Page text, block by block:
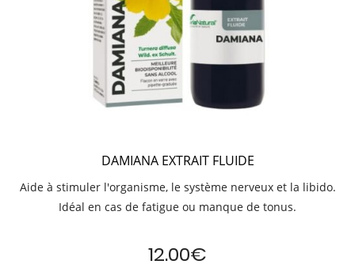
DAMIANA EXTRAIT FLUIDE
Aide à stimuler l'organisme, le système nerveux et la libido.
Idéal en cas de fatigue ou manque de tonus.
12.00€